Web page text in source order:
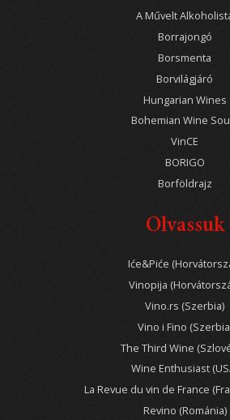
A Művelt
Borrajongó
Borsmenta
Borvilágjáró
Hungarian Wines
Bohemian Wine
VinCE
BORIGO
Borföldrajz
Olvassuk
Iće&Piće
Vinopija
Vino.rs (Szerbia)
Vino i Fino
The Third Wine
Wine Enthusiast
La Revue du vin de France
Revino (Románia)